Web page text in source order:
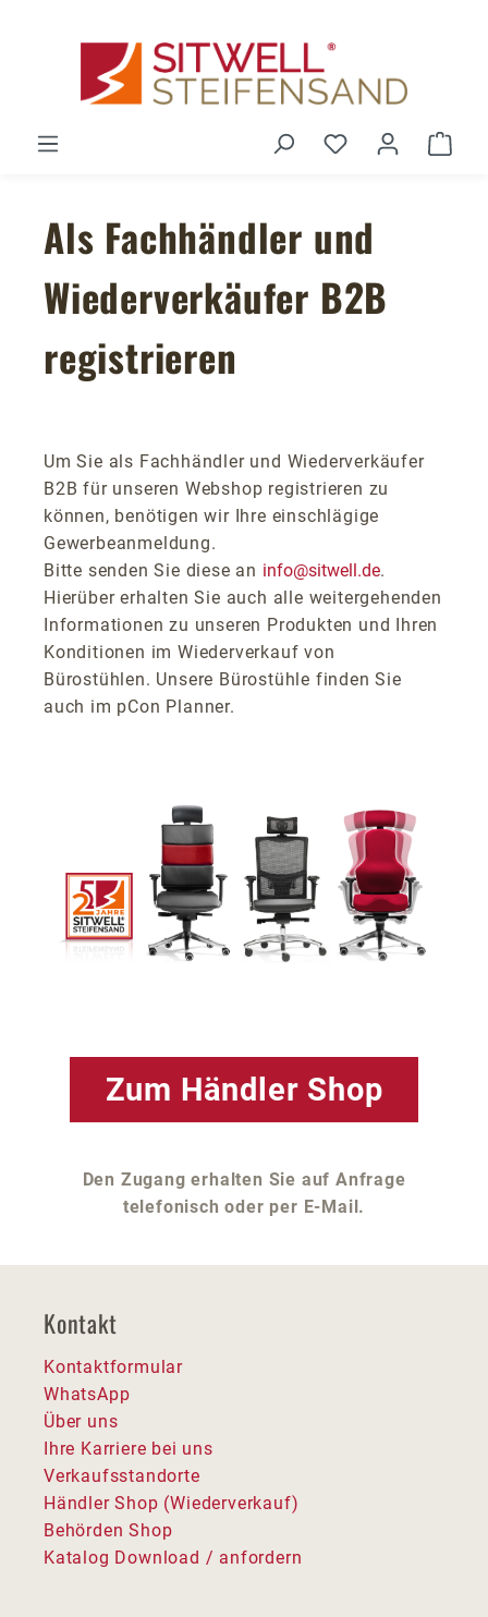
Du hast 0
Als Fachhändler und
Wiederverkäufer B2B
registrieren
Um Sie als Fachhändler und Wiederverkäufer
B2B für unseren Webshop registrieren zu
können, benötigen wir Ihre einschlägige
Gewerbeanmeldung.
Bitte senden Sie diese an info@sitwell.de.
Hierüber erhalten Sie auch alle weitergehenden
Informationen zu unseren Produkten und Ihren
Konditionen im Wiederverkauf von
Bürostühlen. Unsere Bürostühle finden Sie
auch im pCon Planner.
Zum Händler Shop
Den Zugang erhalten Sie auf Anfrage
telefonisch oder per E-Mail.
Kontakt
Kontaktformular
WhatsApp
Über uns
Ihre Karriere bei uns
Verkaufsstandorte
Händler Shop (Wiederverkauf)
Behörden Shop
Katalog Download / anfordern